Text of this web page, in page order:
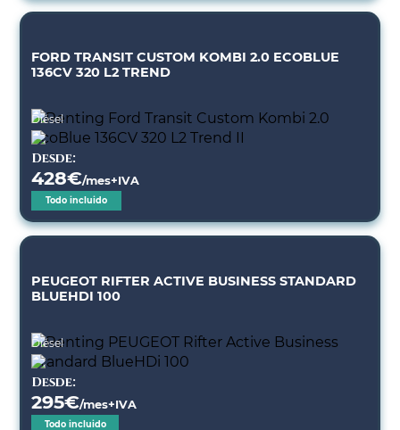
FORD TRANSIT CUSTOM KOMBI 2.0 ECOBLUE
136CV 320 L2 TREND
Diésel
Desde:
428€/mes+IVA
Todo incluido
PEUGEOT RIFTER ACTIVE BUSINESS STANDARD
BLUEHDI 100
Diésel
Desde:
295€/mes+IVA
Todo incluido